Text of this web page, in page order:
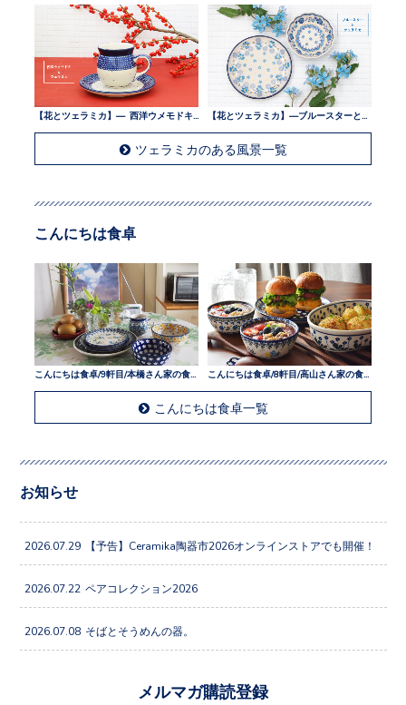
ツェラミカのある風景一覧
こんにちは食卓
こんにちは食卓/9軒目/本橋さん家の食卓
こんにちは食卓一覧
お知らせ
2026.07.29 【予告】Ceramika陶器市2026オンラインストアでも開催！
2026.07.22 ペアコレクション2026
2026.07.08 そばとそうめんの器。
メルマガ購読登録